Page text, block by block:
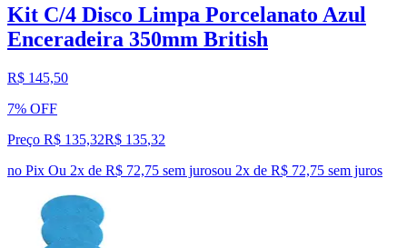
Kit C/4 Disco Limpa Porcelanato Azul
Enceradeira 350mm British
R$ 145,50
7% OFF
Preço R$ 135,32R$ 135,32
no Pix Ou 2x de R$ 72,75 sem jurosou 2x de R$ 72,75 sem juros